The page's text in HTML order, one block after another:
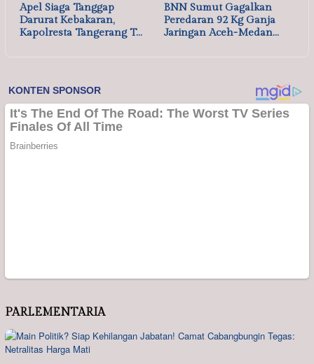
Apel Siaga Tanggap
Darurat Kebakaran,
Kapolresta Tangerang T…
BNN Sumut Gagalkan
Peredaran 92 Kg Ganja
Jaringan Aceh-Medan…
PARLEMENTARIA